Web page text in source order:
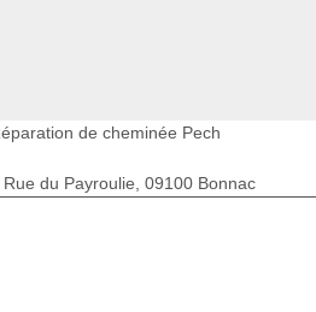
de cheminée Pech
Rue du Payroulie, 09100 Bonnac